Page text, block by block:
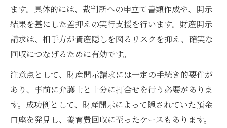
ます。具体的には、裁判所への申立て書類作成や、開示
結果を基にした差押えの実行支援を行います。財産開示
請求は、相手方が資産隠しを図るリスクを抑え、確実な
回収につなげるために有効です。
注意点として、財産開示請求には一定の手続き的要件が
あり、事前に弁護士と十分に打合せを行う必要がありま
す。成功例として、財産開示によって隠されていた預金
口座を発見し、養育費回収に至ったケースもあります。